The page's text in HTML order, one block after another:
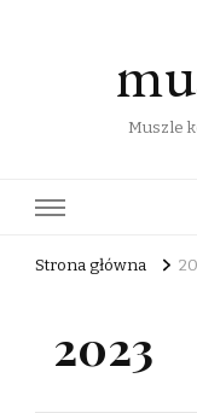
Muszle
Strona główna
2023